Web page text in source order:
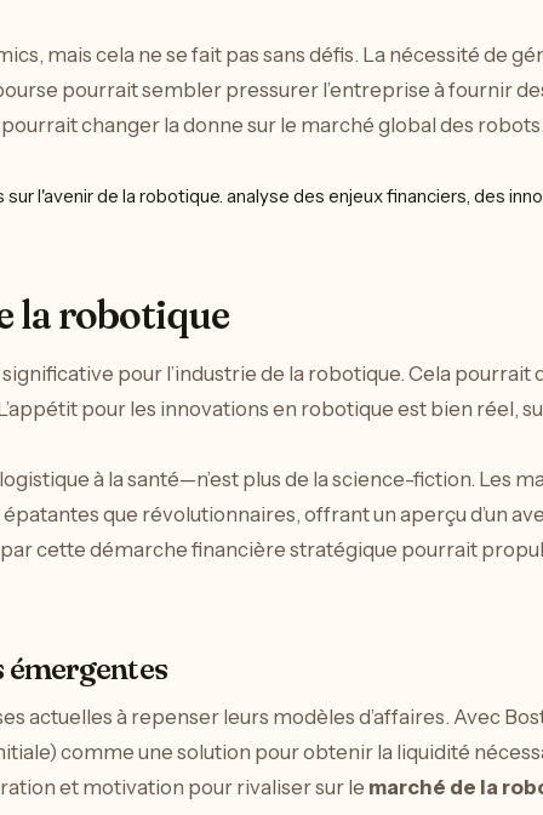
mais cela ne se fait pas sans défis. La nécessité de
pourrait sembler pressurer l’entreprise à fournir
changer la donne sur le marché global des
la robotique
pour l’industrie de la robotique. Cela pourrait
pour les innovations en robotique est bien réel,
à la santé—n’est plus de la science-fiction. Les
que révolutionnaires, offrant un aperçu d’un
cette démarche financière stratégique pourrait
émergentes
actuelles à repenser leurs modèles d’affaires. Avec
comme une solution pour obtenir la liquidité
et motivation pour rivaliser sur le marché de la